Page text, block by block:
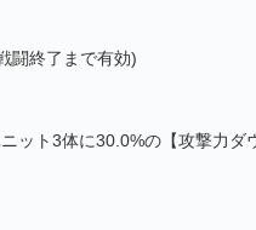
闘終了まで有効)
ット3体に30.0%の【攻撃力ダ